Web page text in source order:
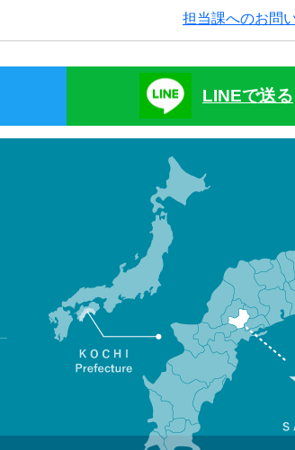
担当課へのお問
LINEで送る